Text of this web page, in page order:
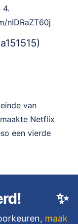
4.
nIDRaZT60j
van
Netflix
een vierde
✨
maak